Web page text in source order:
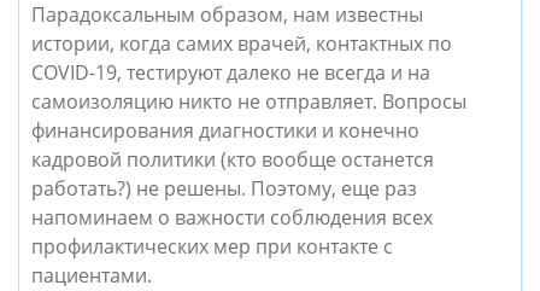
Парадоксальным образом, нам известны
истории, когда самих врачей, контактных по
COVID-19, тестируют далеко не всегда и на
самоизоляцию никто не отправляет. Вопросы
финансирования диагностики и конечно
кадровой политики (кто вообще останется
работать?) не решены. Поэтому, еще раз
напоминаем о важности соблюдения всех
профилактических мер при контакте с
пациентами.